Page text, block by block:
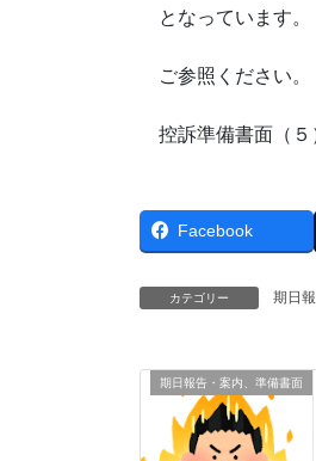
となっています。
ご参照ください。
控訴準備書面（
Facebook
カテゴリー 期日
期日報告・案内、準備書面